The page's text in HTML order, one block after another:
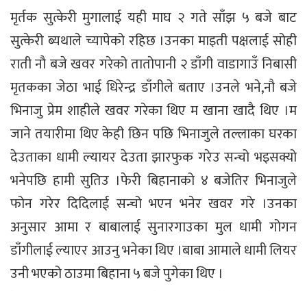
मृर्तक सुत्केरी मुगालाई यही माघ २ गते साँझ ५ बजे बाट
सुत्केरी ब्यथाले च्यापेको रहिछ ।उनका माइती पक्षलाई सोही
राती नौ बजे खवर गरेको तातोपानी २ डाँगी वाडागाउँ निबासी
मृतकका जेठा भाई धिरेन्द्र डाँगीले बताए ।उनले भने,नौ बजे
भिनाजु प्रेम शाहीले खवर गरेका थिए म खाना खादै थिए ।म
जाने तयारीमा थिए केही छिन पछि भिनाजुले तल्लाका घरका
देउताका धामी ल्यायर देउता झारफुक गरेउ सन्चो भइसक्यो
भनेपछि हामी सुतिउ ।फेरी बिहानाको ४ बजेतिर भिनाजुले
फोन गरेर दिदिलाई सन्चो भएन भनेर खवर गरे ।उनका
अनुसार आमा र बाबालाई सुनारगाउका मुल धामी गोगन
डाँगीलाई ल्याएर आउनु भनेका थिए ।बाबा आमाले धामी लियर
उनी भएको ठाउमा बिहाना ५ बजे पुगेका थिए ।